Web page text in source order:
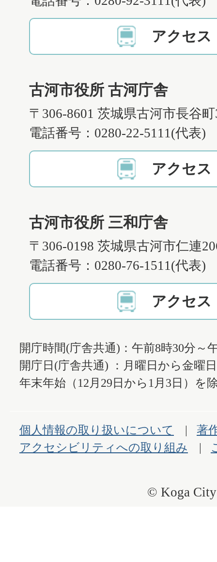
アクセス
古河市役所 古河庁舎
〒306-8601 茨城県古河市長谷
電話番号：0280-22-5111(代表)
アクセス
古河市役所 三和庁舎
〒306-0198 茨城県古河市仁連
電話番号：0280-76-1511(代表)
アクセス
開庁時間(庁舎共通)：午前8時30分～
開庁日(庁舎共通) ：月曜日から金曜
年末年始（12月29日から1月3日）を
個人情報の取り扱いについて
著
アクセシビリティへの取り組み
© Koga City